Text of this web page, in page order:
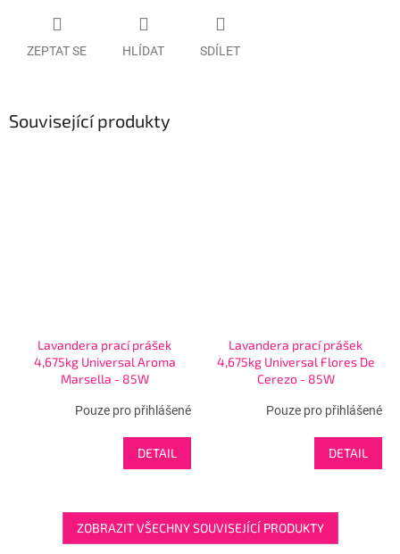
ZEPTAT SE HLÍDAT SDÍLET
Související produkty
Lavandera prací prášek
4,675kg Universal Aroma
Marsella - 85W
Pouze pro přihlášené
DETAIL
Lavandera prací prášek
4,675kg Universal Flores De
Cerezo - 85W
Pouze pro přihlášené
DETAIL
ZOBRAZIT VŠECHNY SOUVISEJÍCÍ PRODUKTY